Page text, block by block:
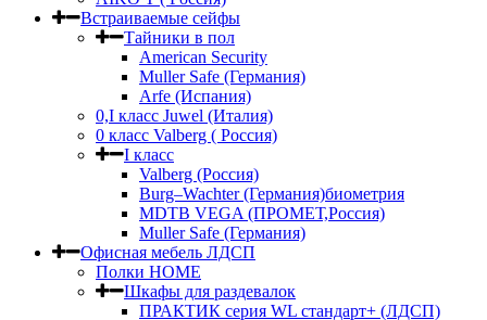
Встраиваемые сейфы
Тайники в пол
American Security
Muller Safe (Германия)
Arfe (Испания)
0,I класс Juwel (Италия)
0 класс Valberg ( Россия)
I класс
Valberg (Россия)
Burg–Wachter (Германия)биометрия
MDTB VEGA (ПРОМЕТ,Россия)
Muller Safe (Германия)
Офисная мебель ЛДСП
Полки HOME
Шкафы для раздевалок
ПРАКТИК серия WL стандарт+ (ЛДСП)